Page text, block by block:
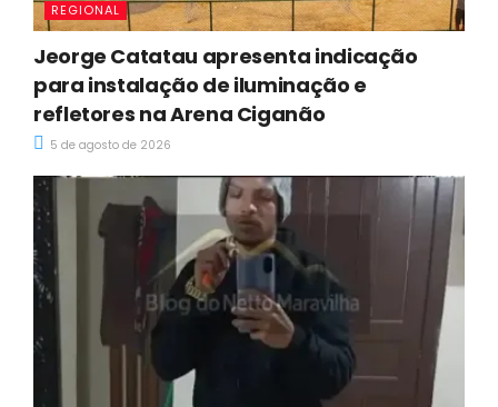
REGIONAL
Jeorge Catatau apresenta indicação
para instalação de iluminação e
refletores na Arena Ciganão
5 de agosto de 2026